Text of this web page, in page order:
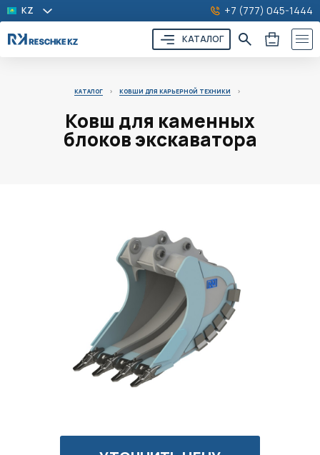
KZ +7 (777) 045-1444
КАТАЛОГ
КАТАЛОГ > КОВШИ ДЛЯ КАРЬЕРНОЙ ТЕХНИКИ >
Ковш для каменных
блоков экскаватора